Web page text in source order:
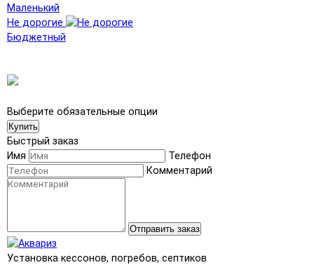
Маленький
Не дорогие
Бюджетный
Выберите обязательные опции
Купить
Быстрый заказ
Имя
Телефон
Комментарий
Отправить заказ
Установка кессонов, погребов, септиков